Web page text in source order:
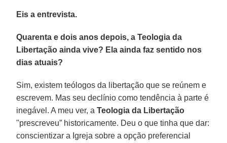
Eis a entrevista.
Quarenta e dois anos depois, a Teologia da
Libertação ainda vive? Ela ainda faz sentido nos
dias atuais?
Sim, existem teólogos da libertação que se reúnem e
escrevem. Mas seu declínio como tendência à parte é
inegável. A meu ver, aTeologia da Libertação
"prescreveu” historicamente. Deu o que tinha que dar:
conscientizar a Igreja sobre a opção preferencial